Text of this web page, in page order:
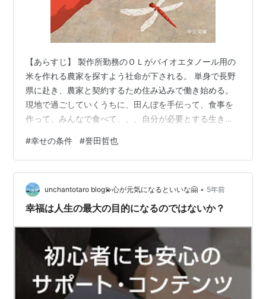
【あらすじ】 製作所勤務のＯＬがバイオエタノール用の
米を作れる農家を探すよう社命が下される。 単身で長野
県に赴き、農家と契約するため住み込みで働き始める。
現地で過ごしていくうちに、田んぼを手伝って、食事を
作って、みんなで食べて、、、自分が必要とする生き方
中央公論新社 Amazon 【感想】 主人公の梢恵が、最初は
「わかっているけど行動できない」「人のせいにする」
中途半端でやる気のない人生を過ごしていたが、田舎暮
らしして農業に関わる事で、自分にとってその場所が必
要であると感じて、能動的に自分から働きたくなるよう
#幸せの条件 #誉田哲也
unchantotaro blog💫心が元気になるといいな🤗 • 5年前
幸福は人生の最大の目的になるのではないか？